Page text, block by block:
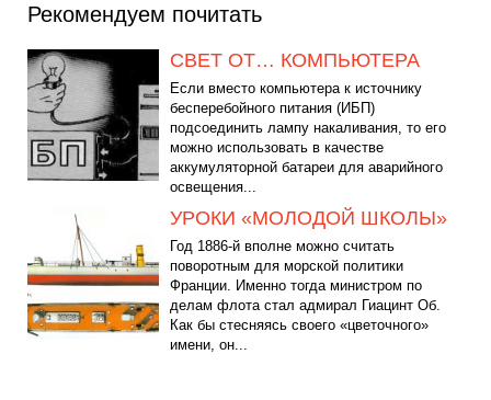
Рекомендуем почитать
СВЕТ ОТ… КОМПЬЮТЕРА
Если вместо компьютера к источнику
бесперебойного питания (ИБП)
подсоединить лампу накаливания, то его
можно использовать в качестве
аккумуляторной батареи для аварийного
освещения...
УРОКИ «МОЛОДОЙ ШКОЛЫ»
Год 1886-й вполне можно считать
поворотным для морской политики
Франции. Именно тогда министром по
делам флота стал адмирал Гиацинт Об.
Как бы стесняясь своего «цветочного»
имени, он...